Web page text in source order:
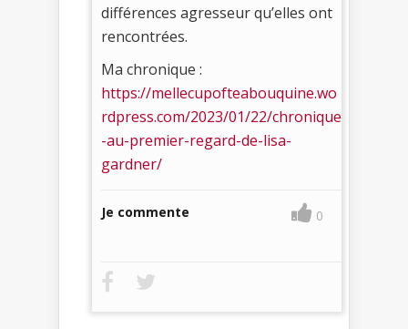
différences agresseur qu’elles ont
rencontrées.
Ma chronique :
https://mellecupofteabouquine.wo
rdpress.com/2023/01/22/chronique
-au-premier-regard-de-lisa-
gardner/
Je commente 0